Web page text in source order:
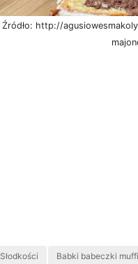
Źródło: http://
Słodkości Babki babeczki